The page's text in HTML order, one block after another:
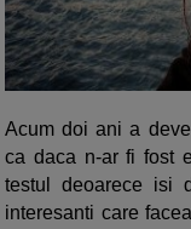
Acum doi ani a
ca daca n-ar fi fost
testul deoarece isi
interesanti care